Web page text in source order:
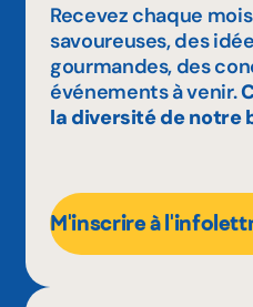
Recevez chaque
savoureuses, des
gourmandes, des
événements à venir.
la diversité de notre
M'inscrire à